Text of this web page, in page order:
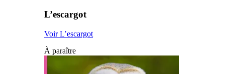
L’escargot
Voir L’escargot
À paraître